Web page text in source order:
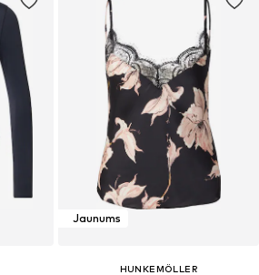
Jaunums
HUNKEMÖLLER